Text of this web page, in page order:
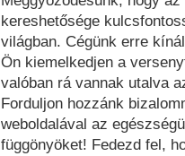
kereshetősége
világban. Cégünk erre
Ön kiemelkedjen a
valóban rá vannak utalva
Forduljon hozzánk
weboldalával az
függönyöket! Fedezd fel,